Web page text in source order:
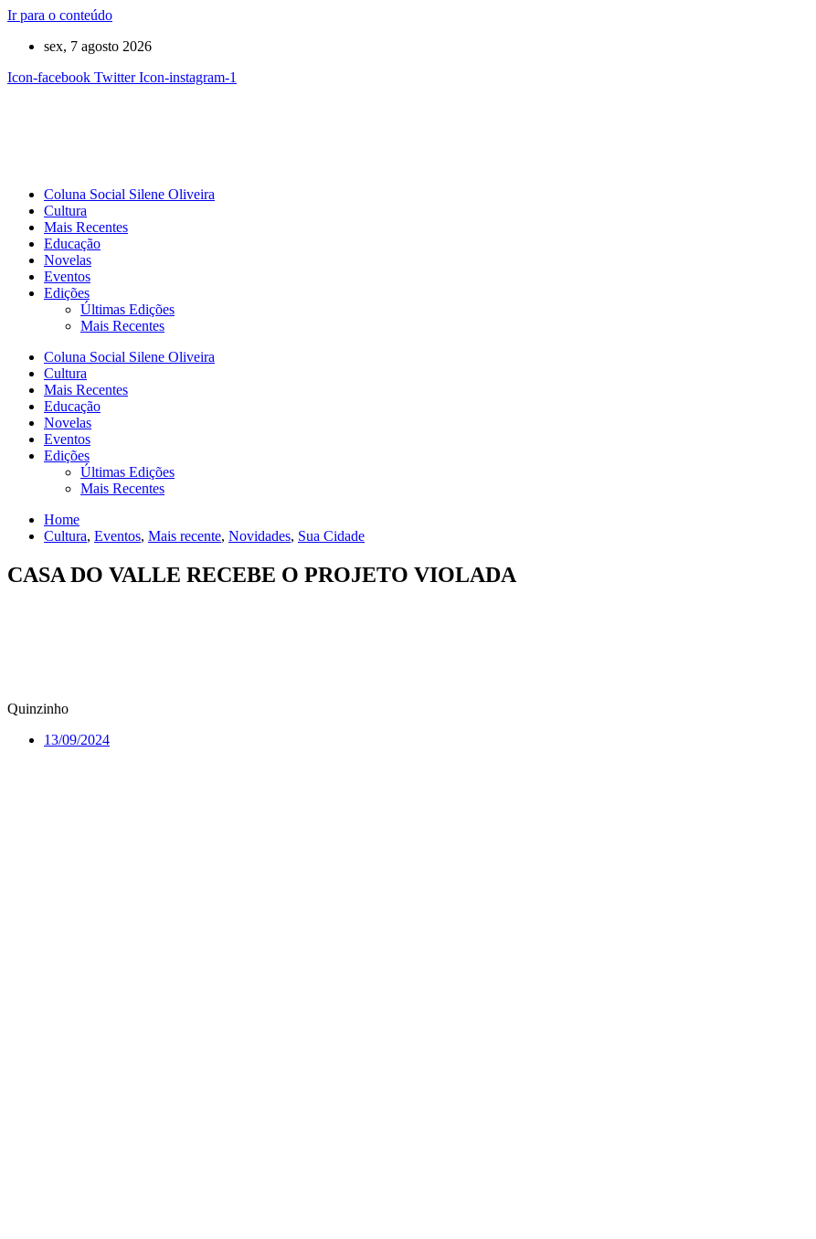
Ir para o conteúdo
sex, 7 agosto 2026
Icon-facebook Twitter Icon-instagram-1
Coluna Social Silene Oliveira
Cultura
Mais Recentes
Educação
Novelas
Eventos
Edições
Últimas Edições
Mais Recentes
Coluna Social Silene Oliveira
Cultura
Mais Recentes
Educação
Novelas
Eventos
Edições
Últimas Edições
Mais Recentes
Home
Cultura, Eventos, Mais recente, Novidades, Sua Cidade
CASA DO VALLE RECEBE O PROJETO VIOLADA
Quinzinho
13/09/2024